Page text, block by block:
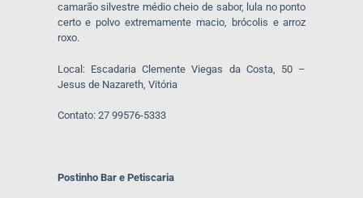
camarão silvestre médio cheio de sabor, lula no ponto
certo e polvo extremamente macio, brócolis e arroz
roxo.
Local: Escadaria Clemente Viegas da Costa, 50 –
Jesus de Nazareth, Vitória
Contato: 27 99576-5333
Postinho Bar e Petiscaria